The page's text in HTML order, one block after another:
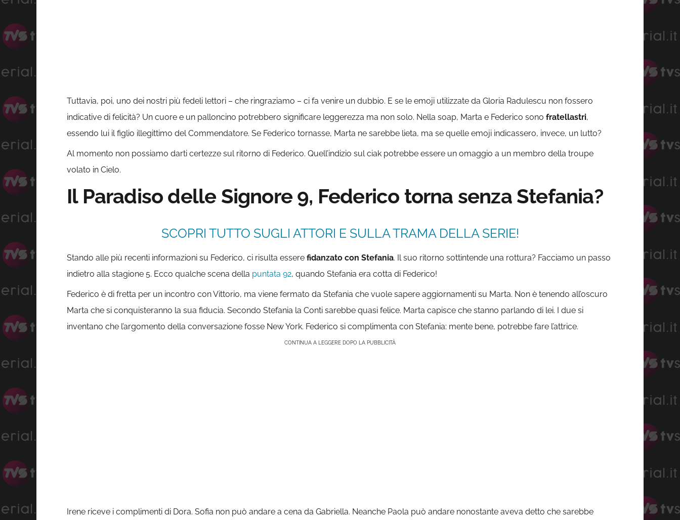
Tuttavia, poi, uno dei nostri più fedeli lettori – che ringraziamo – ci fa venire un dubbio. E se le emoji utilizzate da Gloria Radulescu non fossero
indicative di felicità? Un cuore e un palloncino potrebbero significare leggerezza ma non solo. Nella soap, Marta e Federico sono fratellastri,
essendo lui il figlio illegittimo del Commendatore. Se Federico tornasse, Marta ne sarebbe lieta, ma se quelle emoji indicassero, invece, un lutto?
Al momento non possiamo darti certezze sul ritorno di Federico. Quell’indizio sul ciak potrebbe essere un omaggio a un membro della troupe
volato in Cielo.
Il Paradiso delle Signore 9, Federico torna senza Stefania?
SCOPRI TUTTO SUGLI ATTORI E SULLA TRAMA DELLA SERIE!
Stando alle più recenti informazioni su Federico, ci risulta essere fidanzato con Stefania. Il suo ritorno sottintende una rottura? Facciamo un passo
indietro alla stagione 5. Ecco qualche scena della puntata 92, quando Stefania era cotta di Federico!
Federico è di fretta per un incontro con Vittorio, ma viene fermato da Stefania che vuole sapere aggiornamenti su Marta. Non è tenendo all’oscuro
Marta che si conquisteranno la sua fiducia. Secondo Stefania la Conti sarebbe quasi felice. Marta capisce che stanno parlando di lei. I due si
inventano che l’argomento della conversazione fosse New York. Federico si complimenta con Stefania: mente bene, potrebbe fare l’attrice.
CONTINUA A LEGGERE DOPO LA PUBBLICITÀ
Irene riceve i complimenti di Dora. Sofia non può andare a cena da Gabriella. Neanche Paola può andare nonostante aveva detto che sarebbe